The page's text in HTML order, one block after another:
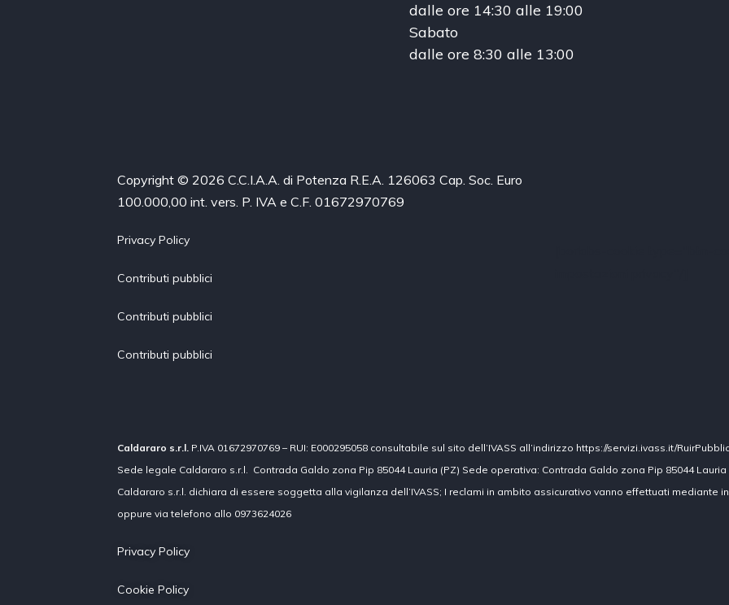
dalle ore 14:30 alle 19:00
Sabato
dalle ore 8:30 alle 13:00
Copyright © 2026 C.C.I.A.A. di Potenza R.E.A. 126063 Cap. Soc. Euro
100.000,00 int. vers. P. IVA e C.F. 01672970769
Privacy Policy
Contributi pubblici
Contributi pubblici
Contributi pubblici
Caldararo s.r.l. P.IVA 01672970769 – RUI: E000295058 consultabile sul sito dell’IVASS all’indirizzo https://servizi.ivass.it/
Sede legale Caldararo s.r.l. Contrada Galdo zona Pip 85044 Lauria (PZ) Sede operativa: Contrada Galdo zona Pip 85044 Lauria
Caldararo s.r.l. dichiara di essere soggetta alla vigilanza dell’IVASS; I reclami in ambito assicurativo vanno effettuati mediante
oppure via telefono allo 0973624026
Privacy Policy
Cookie Policy